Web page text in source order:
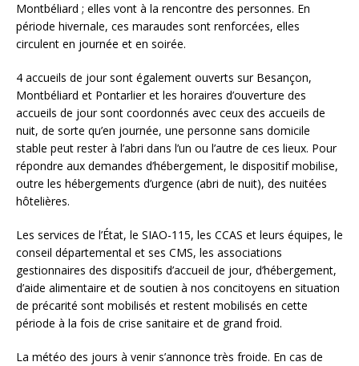
Montbéliard ; elles vont à la rencontre des personnes. En
période hivernale, ces maraudes sont renforcées, elles
circulent en journée et en soirée.
4 accueils de jour sont également ouverts sur Besançon,
Montbéliard et Pontarlier et les horaires d’ouverture des
accueils de jour sont coordonnés avec ceux des accueils de
nuit, de sorte qu’en journée, une personne sans domicile
stable peut rester à l’abri dans l’un ou l’autre de ces lieux. Pour
répondre aux demandes d’hébergement, le dispositif mobilise,
outre les hébergements d’urgence (abri de nuit), des nuitées
hôtelières.
Les services de l’État, le SIAO-115, les CCAS et leurs équipes, le
conseil départemental et ses CMS, les associations
gestionnaires des dispositifs d’accueil de jour, d’hébergement,
d’aide alimentaire et de soutien à nos concitoyens en situation
de précarité sont mobilisés et restent mobilisés en cette
période à la fois de crise sanitaire et de grand froid.
La météo des jours à venir s’annonce très froide. En cas de